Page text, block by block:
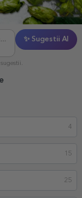
✨ Sugestii AI
4
15
25